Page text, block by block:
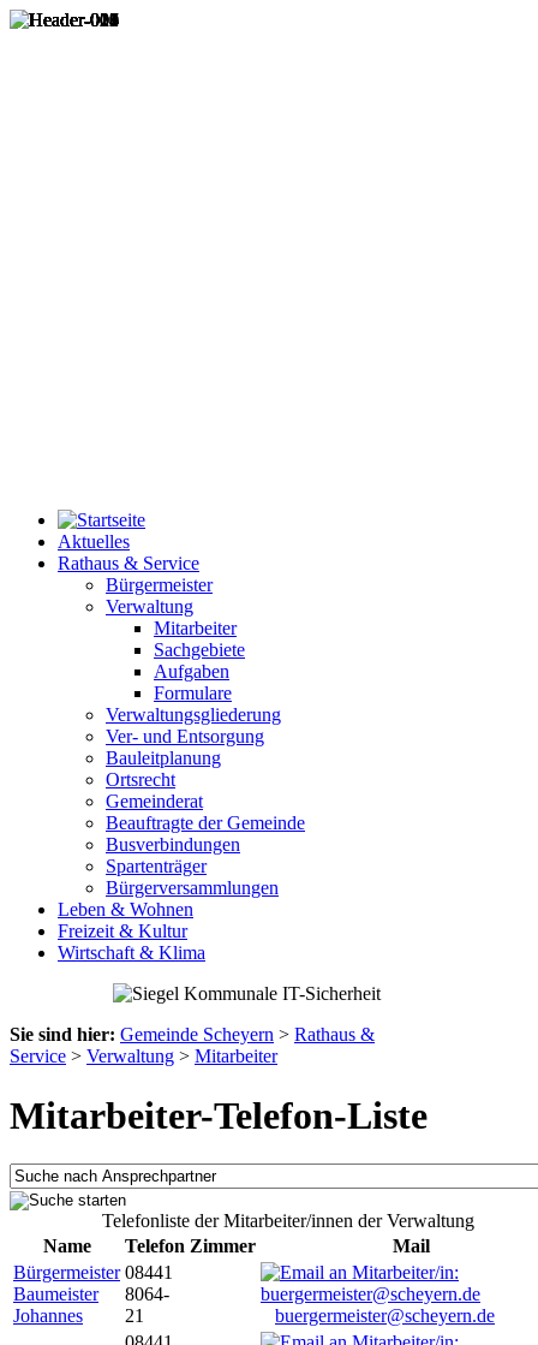
Aktuelles
Rathaus & Service
Bürgermeister
Verwaltung
Mitarbeiter
Sachgebiete
Aufgaben
Formulare
Verwaltungsgliederung
Ver- und Entsorgung
Bauleitplanung
Ortsrecht
Gemeinderat
Beauftragte der Gemeinde
Busverbindungen
Spartenträger
Bürgerversammlungen
Leben & Wohnen
Freizeit & Kultur
Wirtschaft & Klima
Sie sind hier: Gemeinde Scheyern > Rathaus &
Service > Verwaltung > Mitarbeiter
Mitarbeiter-Telefon-Liste
Telefonliste der Mitarbeiter/innen der Verwaltung
Name
Telefon Zimmer
Mail
Bürgermeister
Baumeister
Johannes
08441
8064-
21
buergermeister@scheyern.de